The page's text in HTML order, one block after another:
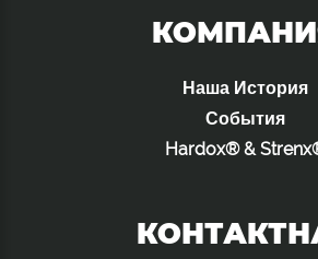
Наша История
События
Hardox® &